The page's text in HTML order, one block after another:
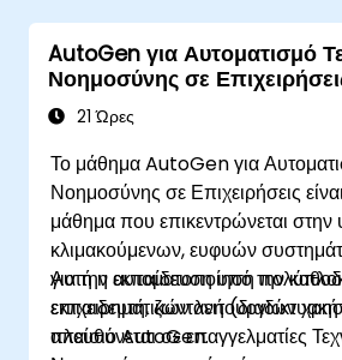
AutoGen για Αυτοματισμό
Νοημοσύνης σε
21 Ώρες
Το μάθημα AutoGen για
Νοημοσύνης σε Επιχειρήσεις
μάθημα που επικεντρώνεται στην
κλιμακούμενων, ευφυών
για την αυτοματοποίηση
επιχειρηματικών λειτουργιών
πλαίσιο AutoGen.
Αυτή η εκπαίδευση υπό την
εκπαιδευτή, ζωντανή
απευθύνεται σε επαγγελματίες